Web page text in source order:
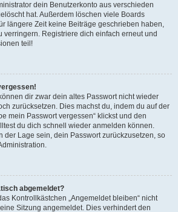
dein Benutzerkonto aus verschieden
hat. Außerdem löschen viele Boards
längere Zeit keine Beiträge geschrieben haben,
verringern. Registriere dich einfach erneut und
teil!
dir zwar dein altes Passwort nicht wieder
zurücksetzen. Dies machst du, indem du auf der
mein Passwort vergessen“ klickst und den
du dich schnell wieder anmelden können.
der Lage sein, dein Passwort zurückzusetzen, so
abgemeldet?
Kontrollkästchen „Angemeldet bleiben“ nicht
Sitzung angemeldet. Dies verhindert den